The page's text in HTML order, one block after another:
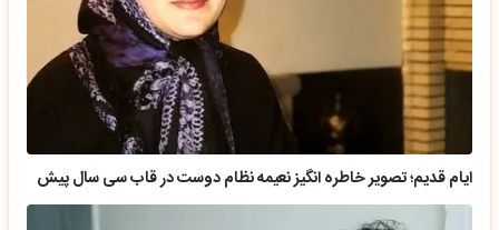
ایام قدیم؛ تصویر خاطره انگیز نعیمه نظام دوست در قاب سی سال پیش